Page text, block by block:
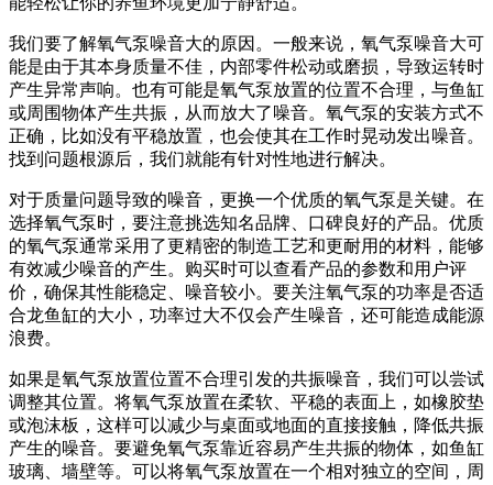
我们要了解氧气泵噪音大的原因。一般来说，氧气泵噪音大可
能是由于其本身质量不佳，内部零件松动或磨损，导致运转时
产生异常声响。也有可能是氧气泵放置的位置不合理，与鱼缸
或周围物体产生共振，从而放大了噪音。氧气泵的安装方式不
正确，比如没有平稳放置，也会使其在工作时晃动发出噪音。
找到问题根源后，我们就能有针对性地进行解决。
对于质量问题导致的噪音，更换一个优质的氧气泵是关键。在
选择氧气泵时，要注意挑选知名品牌、口碑良好的产品。优质
的氧气泵通常采用了更精密的制造工艺和更耐用的材料，能够
有效减少噪音的产生。购买时可以查看产品的参数和用户评
价，确保其性能稳定、噪音较小。要关注氧气泵的功率是否适
合龙鱼缸的大小，功率过大不仅会产生噪音，还可能造成能源
浪费。
如果是氧气泵放置位置不合理引发的共振噪音，我们可以尝试
调整其位置。将氧气泵放置在柔软、平稳的表面上，如橡胶垫
或泡沫板，这样可以减少与桌面或地面的直接接触，降低共振
产生的噪音。要避免氧气泵靠近容易产生共振的物体，如鱼缸
玻璃、墙壁等。可以将氧气泵放置在一个相对独立的空间，周